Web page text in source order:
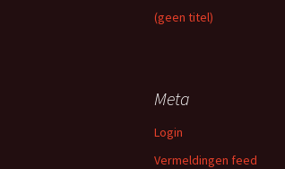
(geen titel)
Meta
Login
Vermeldingen feed